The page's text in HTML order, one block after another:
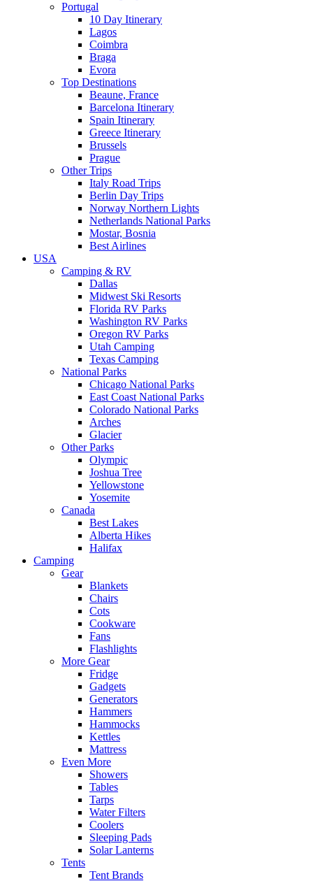
Portugal
10 Day Itinerary
Lagos
Coimbra
Braga
Evora
Top Destinations
Beaune, France
Barcelona Itinerary
Spain Itinerary
Greece Itinerary
Brussels
Prague
Other Trips
Italy Road Trips
Berlin Day Trips
Norway Northern Lights
Netherlands National Parks
Mostar, Bosnia
Best Airlines
USA
Camping & RV
Dallas
Midwest Ski Resorts
Florida RV Parks
Washington RV Parks
Oregon RV Parks
Utah Camping
Texas Camping
National Parks
Chicago National Parks
East Coast National Parks
Colorado National Parks
Arches
Glacier
Other Parks
Olympic
Joshua Tree
Yellowstone
Yosemite
Canada
Best Lakes
Alberta Hikes
Halifax
Camping
Gear
Blankets
Chairs
Cots
Cookware
Fans
Flashlights
More Gear
Fridge
Gadgets
Generators
Hammers
Hammocks
Kettles
Mattress
Even More
Showers
Tables
Tarps
Water Filters
Coolers
Sleeping Pads
Solar Lanterns
Tents
Tent Brands